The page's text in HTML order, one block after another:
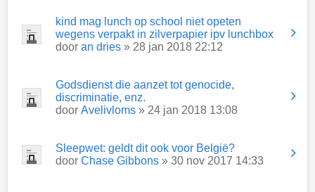
kind mag lunch op school niet opeten
wegens verpakt in zilverpapier ipv lunchbox
door an dries » 28 jan 2018 22:12
Godsdienst die aanzet tot genocide,
discriminatie, enz.
door Avelivloms » 24 jan 2018 13:08
Sleepwet: geldt dit ook voor België?
door Chase Gibbons » 30 nov 2017 14:33